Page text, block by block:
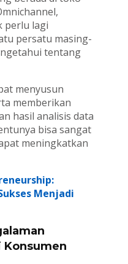
perlu lagi
persatu masing-
tentang
menyusun
memberikan
hasil analisis data
bisa sangat
meningkatkan
Menjadi
Konsumen